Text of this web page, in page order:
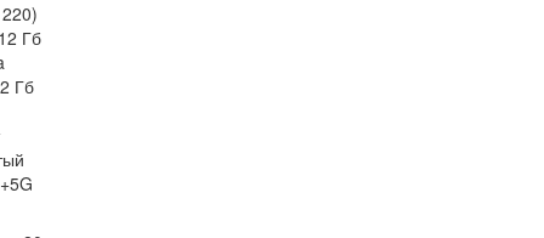
Гб
Гб